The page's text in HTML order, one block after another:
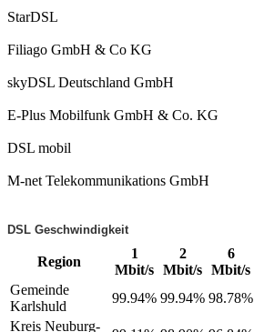
StarDSL
Filiago GmbH & Co KG
skyDSL Deutschland GmbH
E-Plus Mobilfunk GmbH & Co. KG
DSL mobil
M-net Telekommunikations GmbH
DSL Geschwindigkeit
Region
1
Mbit/s
2
Mbit/s
6
Mbit/s
Gemeinde
Karlshuld
99.94% 99.94% 98.78%
Kreis Neuburg-